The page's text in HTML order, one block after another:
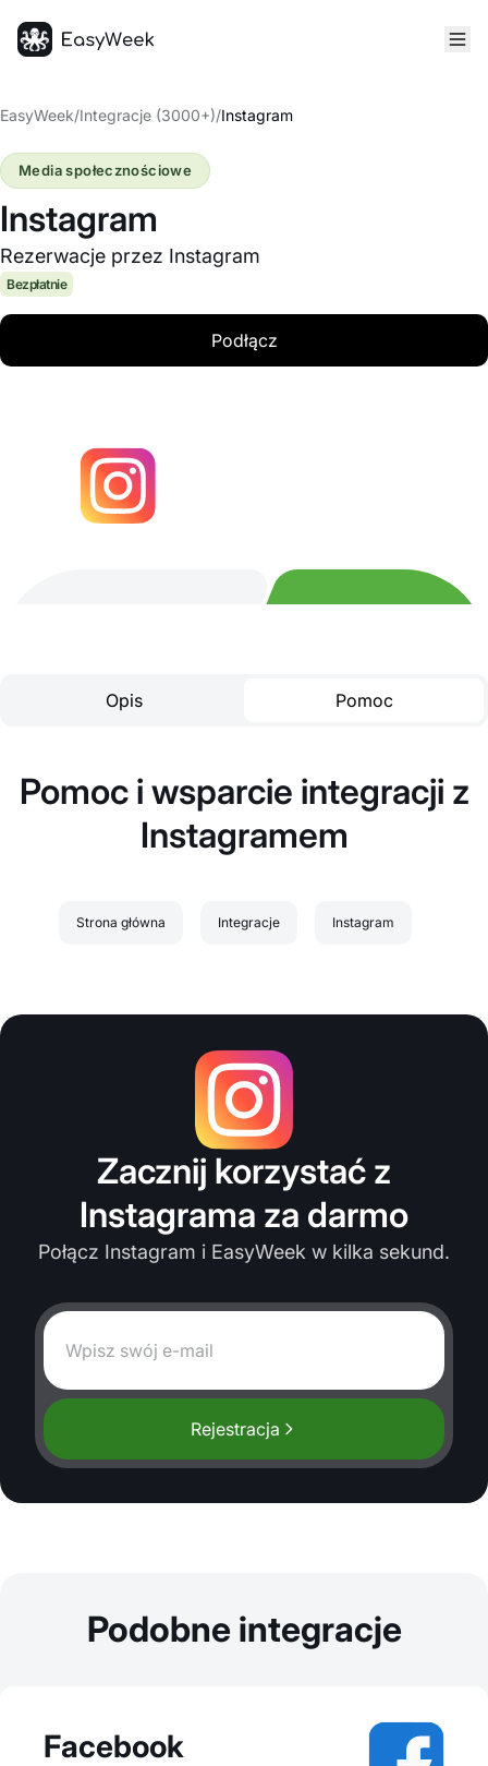
EasyWeek/Integracje (3000+)/Instagram
Instagram
Rezerwacje przez Instagram
Media społecznościowe
Bezpłatnie
Podłącz
Opis Pomoc
Pomoc i wsparcie integracji z
Instagramem
Strona główna Integracje Instagram
Zacznij korzystać z
Instagrama za darmo
Połącz Instagram i EasyWeek w kilka sekund.
Rejestracja
Podobne integracje
Facebook